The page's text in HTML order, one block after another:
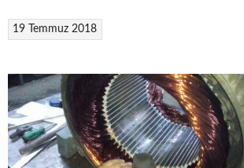
19 Temmuz 2018